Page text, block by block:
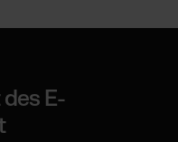
E-